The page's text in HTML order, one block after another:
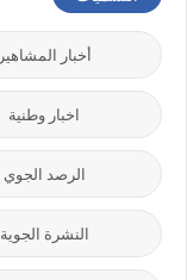
أخبار المشاهير
اخبار وطنية
الرصد الجوي
النشرة الجوية